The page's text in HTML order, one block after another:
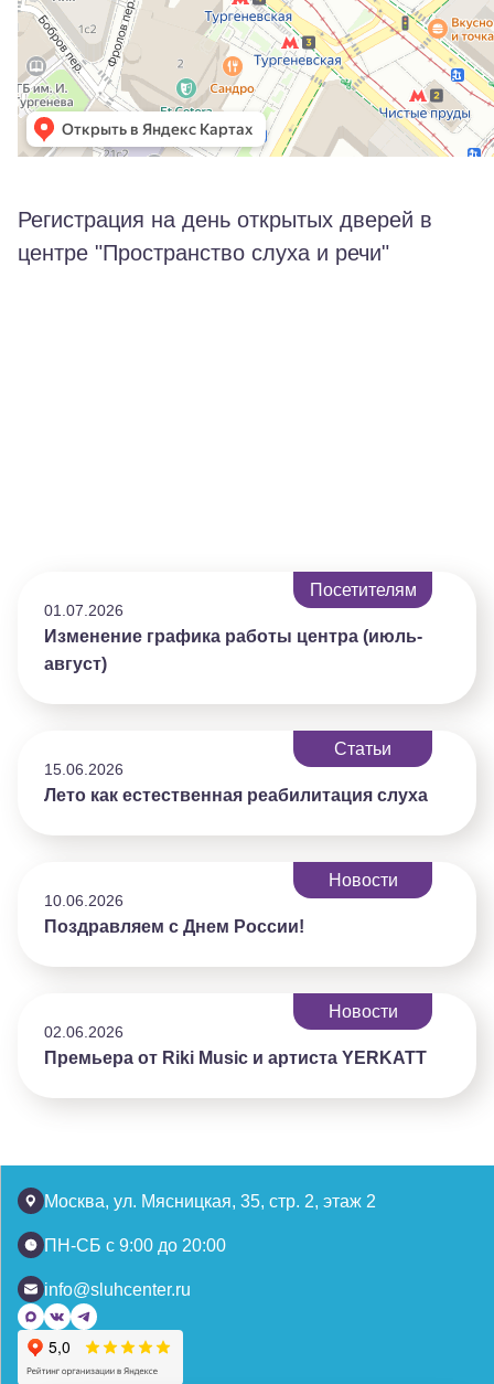
Регистрация на день открытых дверей в
центре "Пространство слуха и речи"
Посетителям
01.07.2026
Изменение графика работы центра (июль-
август)
Статьи
15.06.2026
Лето как естественная реабилитация слуха
Новости
10.06.2026
Поздравляем с Днем России!
Новости
02.06.2026
Премьера от Riki Music и артиста YERKATT
Москва, ул. Мясницкая, 35, стр. 2, этаж 2
ПН-СБ с 9:00 до 20:00
info@sluhcenter.ru